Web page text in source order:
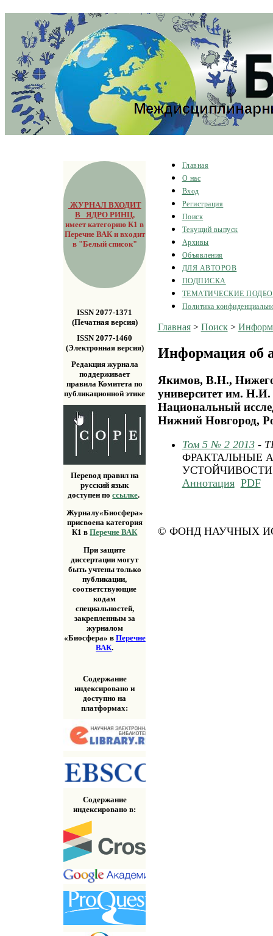
ЖУРНАЛ ВХОДИТ
В ЯДРО РИНЦ,
имеет категорию К1 в
Перечне ВАК и входит
в "Белый список"
ISSN 2077-1371
(Печатная версия)
ISSN 2077-1460
(Электронная версия)
Редакция журнала
поддерживает
правила Комитета по
публикационной этике
Перевод правил на
русский язык
доступен поссылке.
Журналу«Биосфера»
присвоена категория
К1 вПеречне ВАК
При защите
диссертации могут
быть учтены только
публикации,
соответствующие
кодам
специальностей,
закрепленным за
журналом
«Биосфера» в Перечне
ВАК.
Содержание
индексировано и
доступно на
платформах:
Содержание
индексировано в:
Главная
О нас
Вход
Регистрация
Поиск
Текущий выпуск
Архивы
Объявления
ДЛЯ АВТОРОВ
ПОДПИСКА
ТЕМАТИЧЕСКИЕ
Политика
Главная> Поиск>
Информация об
Якимов, В.Н.,
университет им. Н.И.
Национальный
Нижний Новгород,
Том 5 № 2 2013-
ФРАКТАЛЬНЫЕ
Аннотация PDF
© ФОНД НАУЧНЫХ